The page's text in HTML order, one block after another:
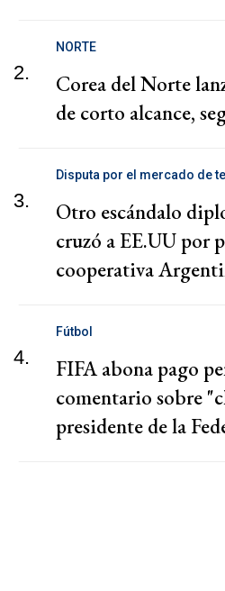
2.
NORTE
Corea del Norte
de corto alcance,
3.
Disputa por el mercado de
Otro escándalo
cruzó a EE.UU por
cooperativa
4.
Fútbol
FIFA abona pago
comentario sobre
presidente de la